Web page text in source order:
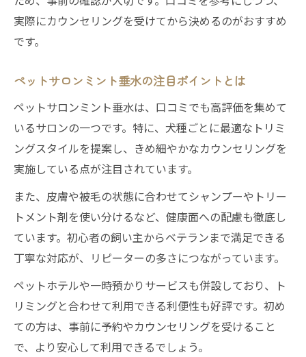
実際にカウンセリングを受けてから決めるのがおすすめ
です。
ペットサロンミント垂水の注目ポイントとは
ペットサロンミント垂水は、口コミでも高評価を集めて
いるサロンの一つです。特に、犬種ごとに最適なトリミ
ングスタイルを提案し、きめ細やかなカウンセリングを
実施している点が注目されています。
また、皮膚や被毛の状態に合わせてシャンプーやトリー
トメント剤を使い分けるなど、健康面への配慮も徹底し
ています。初心者の飼い主からベテランまで満足できる
丁寧な対応が、リピーターの多さにつながっています。
ペットホテルや一時預かりサービスも併設しており、ト
リミングと合わせて利用できる利便性も好評です。初め
ての方は、事前に予約やカウンセリングを受けること
で、より安心して利用できるでしょう。